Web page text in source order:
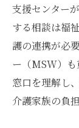
支援センター
する相談は福
護の連携が必
ー（MSW）
窓口を理解し
介護家族の負